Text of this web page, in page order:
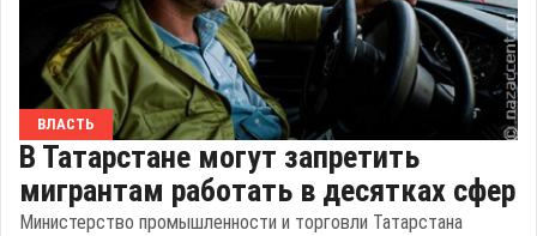
ВЛАСТЬ
В Татарстане могут запретить
мигрантам работать в десятках сфер
Министерство промышленности и торговли Татарстана